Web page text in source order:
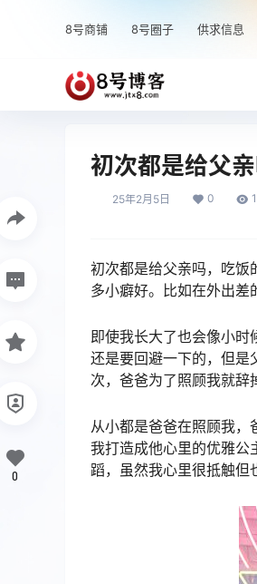
8号商铺 8号圈子 供求信息
初次都是给父
25年2月5日 0
初次都是给父亲吗，吃饭
多小癖好。比如在外出差
即使我长大了也会像小时
还是要回避一下的，但是
次，爸爸为了照顾我就辞
从小都是爸爸在照顾我
我打造成他心里的优雅公
蹈，虽然我心里很抵触但
0